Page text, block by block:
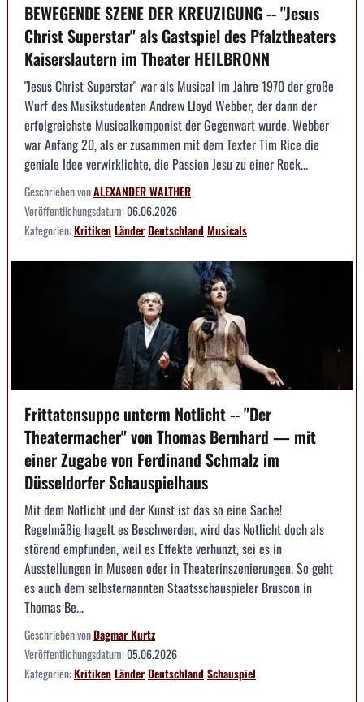
BEWEGENDE SZENE DER KREUZIGUNG -- "Jesus
Christ Superstar" als Gastspiel des Pfalztheaters
Kaiserslautern im Theater HEILBRONN
"Jesus Christ Superstar" war als Musical im Jahre 1970 der große
Wurf des Musikstudenten Andrew Lloyd Webber, der dann der
erfolgreichste Musicalkomponist der Gegenwart wurde. Webber
war Anfang 20, als er zusammen mit dem Texter Tim Rice die
geniale Idee verwirklichte, die Passion Jesu zu einer Rock...
Geschrieben vonALEXANDER WALTHER
Veröffentlichungsdatum:06.06.2026
Kategorien:KritikenLänderDeutschlandMusicals
Frittatensuppe unterm Notlicht -- "Der
Theatermacher" von Thomas Bernhard — mit
einer Zugabe von Ferdinand Schmalz im
Düsseldorfer Schauspielhaus
Mit dem Notlicht und der Kunst ist das so eine Sache!
Regelmäßig hagelt es Beschwerden, wird das Notlicht doch als
störend empfunden, weil es Effekte verhunzt, sei es in
Ausstellungen in Museen oder in Theaterinszenierungen. So geht
es auch dem selbsternannten Staatsschauspieler Bruscon in
Thomas Be...
Geschrieben vonDagmar Kurtz
Veröffentlichungsdatum:05.06.2026
Kategorien:KritikenLänderDeutschlandSchauspiel